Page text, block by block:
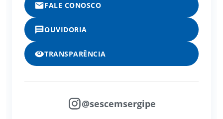
FALE CONOSCO
OUVIDORIA
TRANSPARÊNCIA
@sescemsergipe